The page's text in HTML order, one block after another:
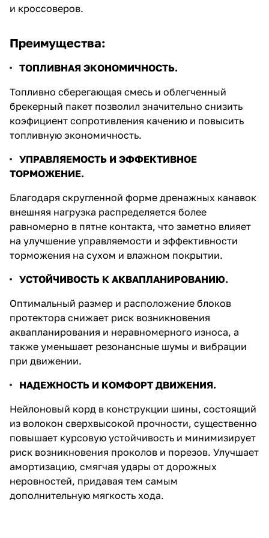
и кроссоверов.
Преимущества:
ТОПЛИВНАЯ ЭКОНОМИЧНОСТЬ.
Топливно сберегающая смесь и облегченный
брекерный пакет позволил значительно снизить
коэфициент сопротивления качению и повысить
топливную экономичность.
УПРАВЛЯЕМОСТЬ И ЭФФЕКТИВНОЕ
ТОРМОЖЕНИЕ.
Благодаря скругленной форме дренажных канавок
внешняя нагрузка распределяется более
равномерно в пятне контакта, что заметно влияет
на улучшение управляемости и эффективности
торможения на сухом и влажном покрытии.
УСТОЙЧИВОСТЬ К АКВАПЛАНИРОВАНИЮ.
Оптимальный размер и расположение блоков
протектора снижает риск возникновения
аквапланирования и неравномерного износа, а
также уменьшает резонансные шумы и вибрации
при движении.
НАДЕЖНОСТЬ И КОМФОРТ ДВИЖЕНИЯ.
Нейлоновый корд в конструкции шины, состоящий
из волокон сверхвысокой прочности, существенно
повышает курсовую устойчивость и минимизирует
риск возникновения проколов и порезов. Улучшает
амортизацию, смягчая удары от дорожных
неровностей, придавая тем самым
дополнительную мягкость хода.